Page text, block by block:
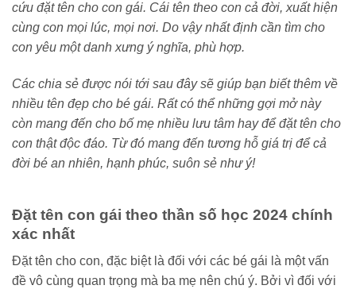
cứu đặt tên cho con gái. Cái tên theo con cả đời, xuất hiện
cùng con mọi lúc, mọi nơi. Do vậy nhất định cần tìm cho
con yêu một danh xưng ý nghĩa, phù hợp.
Các chia sẻ được nói tới sau đây sẽ giúp bạn biết thêm về
nhiều tên đẹp cho bé gái. Rất có thể những gợi mở này
còn mang đến cho bố mẹ nhiều lưu tâm hay để đặt tên cho
con thật độc đáo. Từ đó mang đến tương hỗ giá trị để cả
đời bé an nhiên, hạnh phúc, suôn sẻ như ý!
Đặt tên con gái theo thần số học 2024 chính
xác nhất
Đặt tên cho con, đặc biệt là đối với các bé gái là một vấn
đề vô cùng quan trọng mà ba mẹ nên chú ý. Bởi vì đối với